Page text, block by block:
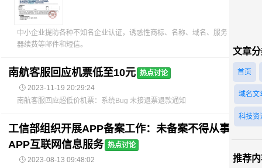
中小企业提防各种不知名企业认证，诱惑性商标、名称、域名、服务
器续费等邮件和短信。
南航客服回应机票低至10元 热点讨论
 2023-11-19 20:29:24
南航客服回应超低价机票：系统Bug 未接退票退款通知
工信部组织开展APP备案工作：未备案不得从事
APP互联网信息服务 热点讨论
 2023-08-13 09:48:02
文章
首页
域名文
科技资
推荐